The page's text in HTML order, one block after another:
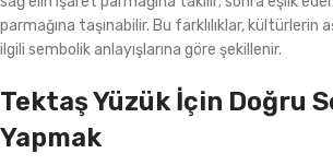
parmağına taşınabilir. Bu farklılıklar, kültürlerin
ilgili sembolik anlayışlarına göre şekillenir.
Tektaş Yüzük İçin Doğru
Yapmak